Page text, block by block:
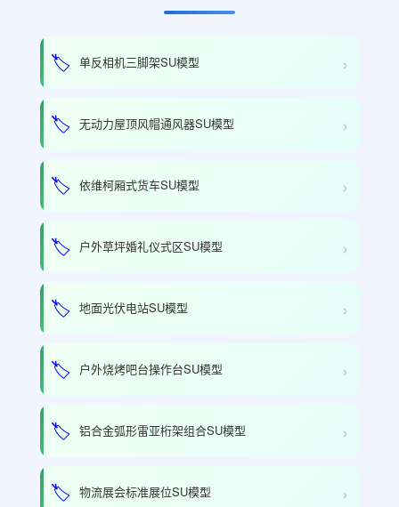
🏷️ 单反相机三脚架SU模型 ›
🏷️ 无动力屋顶风帽通风器SU模型 ›
🏷️ 依维柯厢式货车SU模型 ›
🏷️ 户外草坪婚礼仪式区SU模型 ›
🏷️ 地面光伏电站SU模型 ›
🏷️ 户外烧烤吧台操作台SU模型 ›
🏷️ 铝合金弧形雷亚桁架组合SU模型 ›
🏷️ 物流展会标准展位SU模型 ›